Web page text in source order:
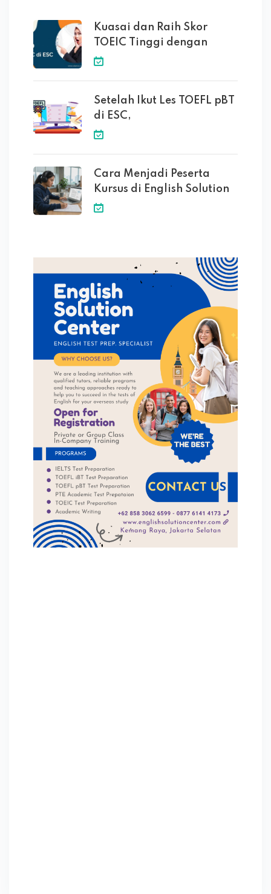
Kuasai dan Raih Skor
TOEIC Tinggi dengan
Setelah Ikut Les TOEFL pBT
di ESC,
Cara Menjadi Peserta
Kursus di English Solution